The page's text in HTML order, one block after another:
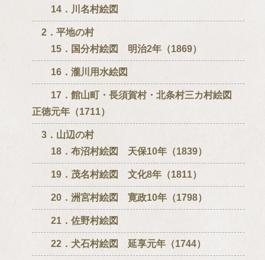
14．川名村絵図
2．平地の村
15．国分村絵図 明治2年（1869）
16．瀧川用水絵図
17．館山町・長須賀村・北条村三カ村絵図
正徳元年（1711）
3．山辺の村
18．布沼村絵図 天保10年（1839）
19．茂名村絵図 文化8年（1811）
20．洲宮村絵図 寛政10年（1798）
21．佐野村絵図
22．犬石村絵図 延享元年（1744）